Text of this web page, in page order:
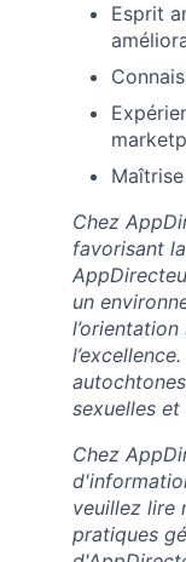
Esprit
Chez
favorisant
un
sexuelles
Chez
veuillez lire
pratiques